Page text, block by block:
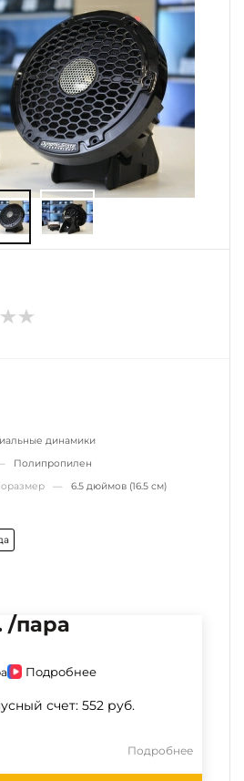
динамики
Полипропилен
— 6.5 дюймов (16.5 см)
/пара
Подробнее
счет: 552 руб.
Подробнее